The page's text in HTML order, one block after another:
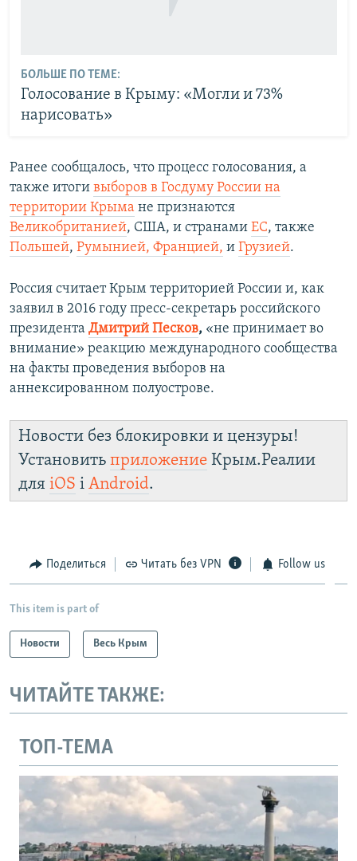
БОЛЬШЕ ПО ТЕМЕ:
Голосование в Крыму: «Могли и 73%
нарисовать»
Ранее сообщалось, что процесс голосования, а
также итоги выборов в Госдуму России на
территории Крыма не признаются
Великобританией, США, и странами ЕС, также
Польшей, Румынией, Францией, и Грузией.
Россия считает Крым территорией России и, как
заявил в 2016 году пресс-секретарь российского
президента Дмитрий Песков, «не принимает во
внимание» реакцию международного сообщества
на факты проведения выборов на
аннексированном полуострове.
Новости без блокировки и цензуры!
Установить приложение Крым.Реалии
для iOS і Android.
Поделиться Читать без VPN Follow us
This item is part of
Новости Весь Крым
ЧИТАЙТЕ ТАКЖЕ:
ТОП-ТЕМА